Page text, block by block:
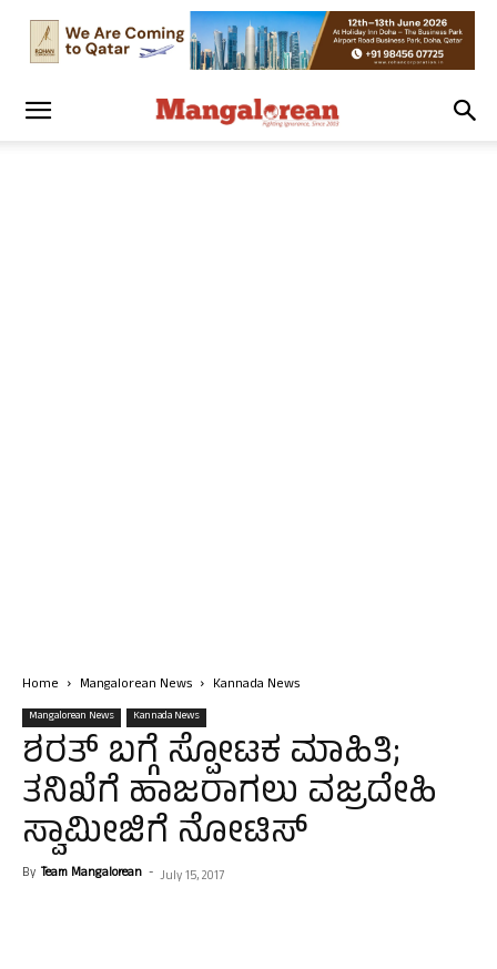
Home Mangalorean News Kannada News
Mangalorean News Kannada News
ಶರತ್ ಬಗ್ಗೆ ಸ್ಪೋಟಕ ಮಾಹಿತಿ;
ತನಿಖೆಗೆ ಹಾಜರಾಗಲು ವಜ್ರದೇಹಿ
ಸ್ವಾಮೀಜಿಗೆ ನೋಟಿಸ್
By Team Mangalorean - July 15, 2017